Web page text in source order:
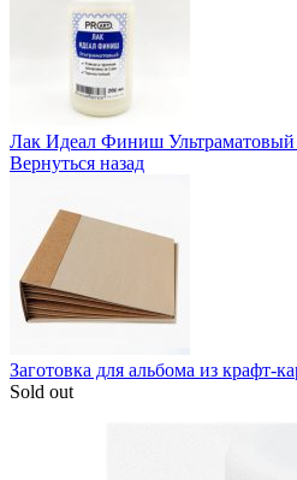
Лак Идеал Финиш
Вернуться назад
Заготовка для альбома из крафт-
Sold out